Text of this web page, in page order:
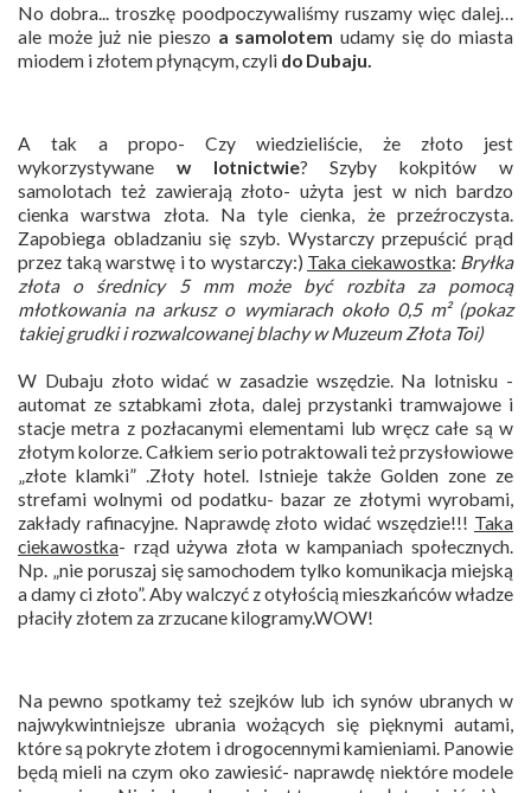
No dobra... troszkę poodpoczywaliśmy ruszamy więc dalej…
ale może już nie pieszo a samolotem udamy się do miasta
miodem i złotem płynącym, czyli do Dubaju.
A tak a propo- Czy wiedzieliście, że złoto jest
wykorzystywane w lotnictwie? Szyby kokpitów w
samolotach też zawierają złoto- użyta jest w nich bardzo
cienka warstwa złota. Na tyle cienka, że przeźroczysta.
Zapobiega obladzaniu się szyb. Wystarczy przepuścić prąd
przez taką warstwę i to wystarczy:) Taka ciekawostka: Bryłka
złota o średnicy 5 mm może być rozbita za pomocą
młotkowania na arkusz o wymiarach około 0,5 m² (pokaz
takiej grudki i rozwalcowanej blachy w Muzeum Złota Toi)
W Dubaju złoto widać w zasadzie wszędzie. Na lotnisku -
automat ze sztabkami złota, dalej przystanki tramwajowe i
stacje metra z pozłacanymi elementami lub wręcz całe są w
złotym kolorze. Całkiem serio potraktowali też przysłowiowe
„złote klamki” .Złoty hotel. Istnieje także Golden zone ze
strefami wolnymi od podatku- bazar ze złotymi wyrobami,
zakłady rafinacyjne. Naprawdę złoto widać wszędzie!!! Taka
ciekawostka- rząd używa złota w kampaniach społecznych.
Np. „nie poruszaj się samochodem tylko komunikacja miejską
a damy ci złoto”. Aby walczyć z otyłością mieszkańców władze
płaciły złotem za zrzucane kilogramy.WOW!
Na pewno spotkamy też szejków lub ich synów ubranych w
najwykwintniejsze ubrania wożących się pięknymi autami,
które są pokryte złotem i drogocennymi kamieniami. Panowie
będą mieli na czym oko zawiesić- naprawdę niektóre modele